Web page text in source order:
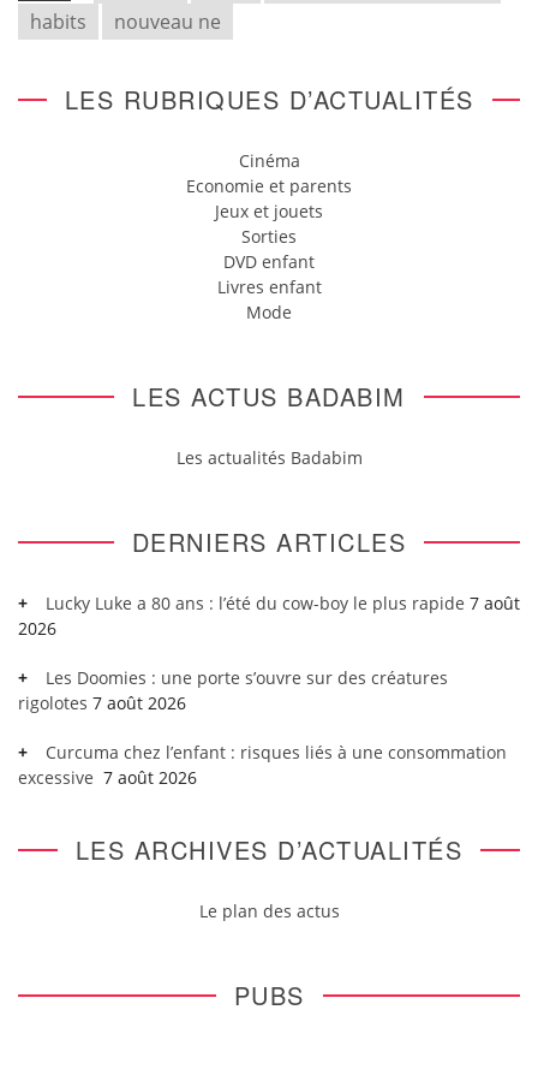
habits
nouveau ne
LES RUBRIQUES D’ACTUALITÉS
Cinéma
Economie et parents
Jeux et jouets
Sorties
DVD enfant
Livres enfant
Mode
LES ACTUS BADABIM
Les actualités Badabim
DERNIERS ARTICLES
Lucky Luke a 80 ans : l’été du cow-boy le plus rapide 7 août
2026
Les Doomies : une porte s’ouvre sur des créatures
rigolotes 7 août 2026
Curcuma chez l’enfant : risques liés à une consommation
excessive 7 août 2026
LES ARCHIVES D’ACTUALITÉS
Le plan des actus
PUBS